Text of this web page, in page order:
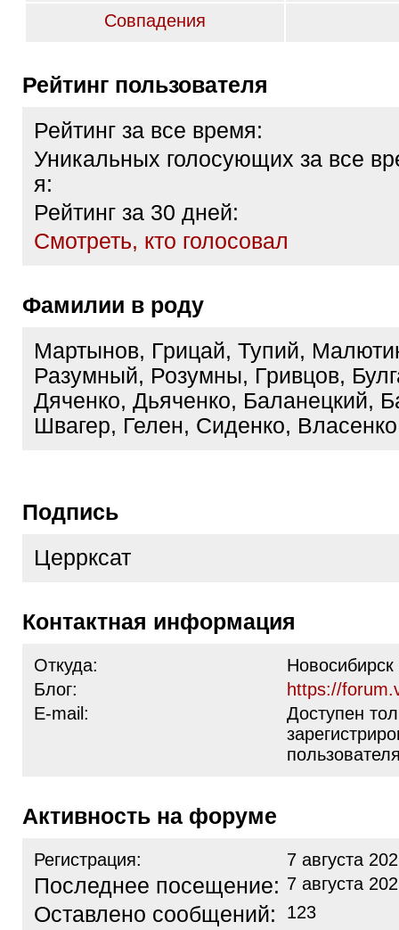
Совпадения
Рейтинг пользователя
Рейтинг за все время:
Уникальных голосующих за все
я:
Рейтинг за 30 дней:
Cмотреть, кто голосовал
Фамилии в роду
Мартынов, Грицай, Тупий,
Разумный, Розумны, Гривцов,
Дяченко, Дьяченко, Баланецкий,
Швагер, Гелен, Сиденко, Власенко
Подпись
Церрксат
Контактная информация
Откуда:
Новосибирск
Блог:
https://
E-mail:
Доступен
Активность на форуме
Регистрация: 7 августа
Последнее посещение: 7 августа
Оставлено сообщений: 123